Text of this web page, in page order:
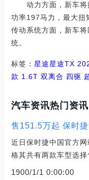
动力方面，新车将
功率197马力，最大扭
传动系统方面，新车
统。
标签： 星途星途TX
款 1.6T 双离合 四驱
汽车资讯热门资讯
售151.5万起 保时
近日保时捷中国官方
格其共有两款车型选
1900/1/1 0:00:00